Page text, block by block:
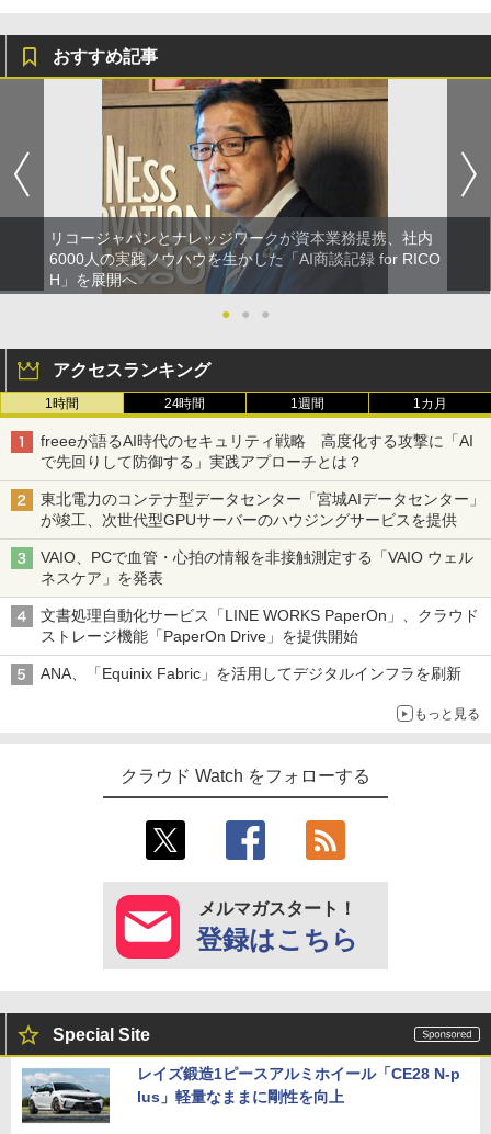
おすすめ記事
リコージャパンとナレッジワークが資本業務提携、社内
6000人の実践ノウハウを生かした「AI商談記録 for RICO
H」を展開へ
●
● ●
アクセスランキング
1時間 24時間 1週間 1カ月
freeeが語るAI時代のセキュリティ戦略 高度化する攻撃に「AI
で先回りして防御する」実践アプローチとは？
東北電力のコンテナ型データセンター「宮城AIデータセンター」
が竣工、次世代型GPUサーバーのハウジングサービスを提供
VAIO、PCで血管・心拍の情報を非接触測定する「VAIO ウェル
ネスケア」を発表
文書処理自動化サービス「LINE WORKS PaperOn」、クラウド
ストレージ機能「PaperOn Drive」を提供開始
ANA、「Equinix Fabric」を活用してデジタルインフラを刷新
もっと見る
クラウド Watch をフォローする
メルマガスタート！
登録はこちら
Special Site
レイズ鍛造1ピースアルミホイール「CE28 N-p
lus」軽量なままに剛性を向上